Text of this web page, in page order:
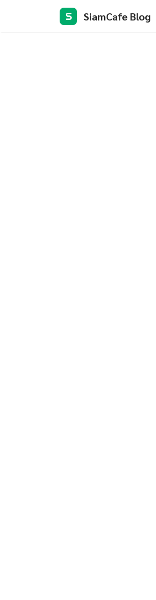
S SiamCafe Blog